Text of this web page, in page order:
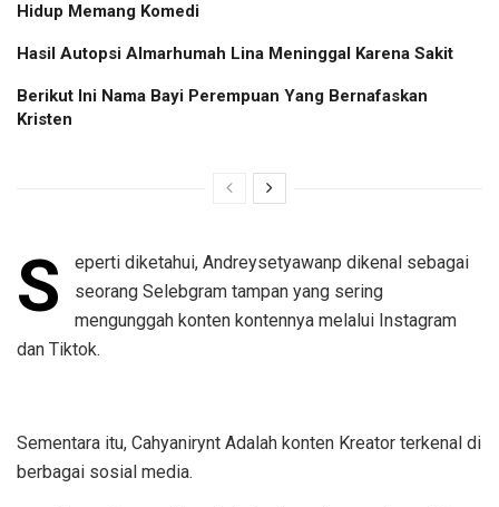
Hidup Memang Komedi
Hasil Autopsi Almarhumah Lina Meninggal Karena Sakit
Berikut Ini Nama Bayi Perempuan Yang Bernafaskan
Kristen
S
eperti diketahui, Andreysetyawanp dikenal sebagai
seorang Selebgram tampan yang sering
mengunggah konten kontennya melalui Instagram
dan Tiktok.
Sementara itu, Cahyanirynt Adalah konten Kreator terkenal di
berbagai sosial media.